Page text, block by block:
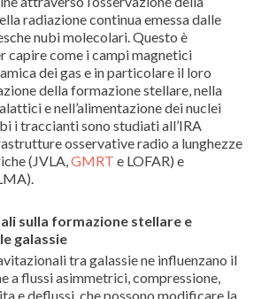
radiazione continua emessa dalle
nubi molecolari. Questo è
capire come i campi magnetici
dei gas e in particolare il loro
della formazione stellare, nella
e nell’alimentazione dei nuclei
i traccianti sono studiati all’IRA
osservative radio a lunghezze
(JVLA,GMRT e LOFAR) e
sulla formazione stellare e
galassie
tra galassie ne influenzano il
a flussi asimmetrici, compressione,
e deflussi, che possono modificare la